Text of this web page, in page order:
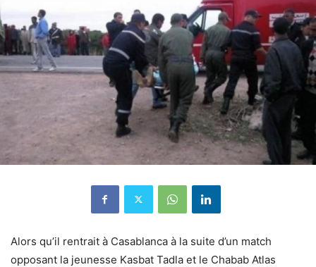
Alors qu’il rentrait à Casablanca à la suite d’un match
opposant la jeunesse Kasbat Tadla et le Chabab Atlas